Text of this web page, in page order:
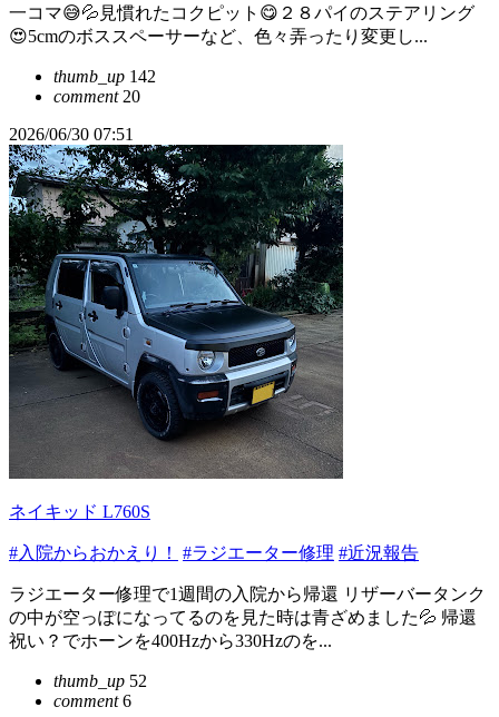
一コマ😅💦見慣れたコクピット😋２８パイのステアリング
😍5cmのボススペーサーなど、色々弄ったり変更し...
thumb_up 142
comment20
2026/06/30 07:51
ネイキッド L760S
#入院からおかえり！ #ラジエーター修理 #近況報告
ラジエーター修理で1週間の入院から帰還 リザーバータンク
の中が空っぽになってるのを見た時は青ざめました💦 帰還
祝い？でホーンを400Hzから330Hzのを...
thumb_up 52
comment6